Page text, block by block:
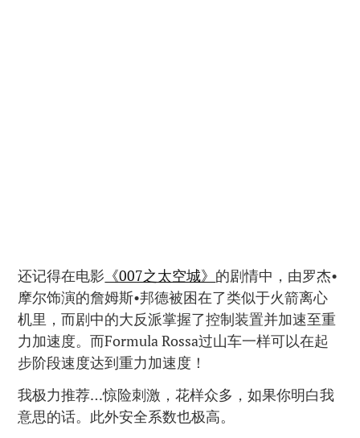
还记得在电影 《007之太空城》 的剧情中，由罗杰•
摩尔饰演的詹姆斯•邦德被困在了类似于火箭离心
机里，而剧中的大反派掌握了控制装置并加速至重
力加速度。而Formula Rossa过山车一样可以在起
步阶段速度达到重力加速度！
我极力推荐…惊险刺激，花样众多，如果你明白我
意思的话。此外安全系数也极高。